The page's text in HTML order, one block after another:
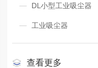
DL小型工业吸尘器
工业吸尘器
查看更多